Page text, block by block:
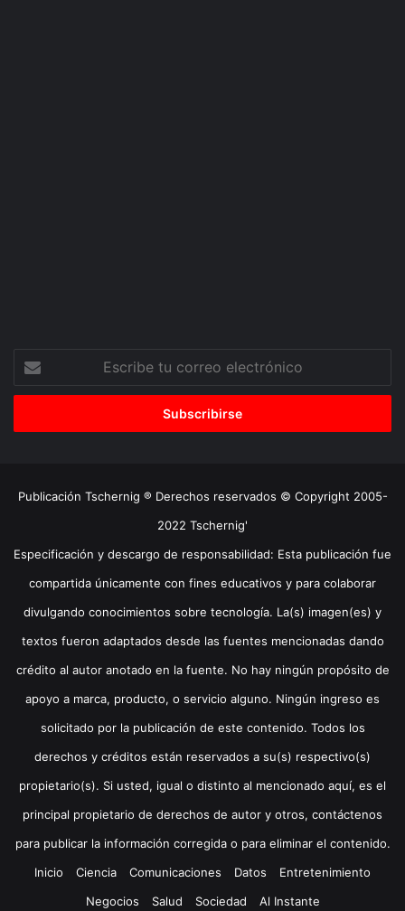
correo
Publicación Tschernig ® Derechos reservados © Copyright 2005-
2022 Tschernig'
Especificación y descargo de responsabilidad: Esta publicación fue
compartida únicamente con fines educativos y para colaborar
divulgando conocimientos sobre tecnología. La(s) imagen(es) y
textos fueron adaptados desde las fuentes mencionadas dando
crédito al autor anotado en la fuente. No hay ningún propósito de
apoyo a marca, producto, o servicio alguno. Ningún ingreso es
solicitado por la publicación de este contenido. Todos los
derechos y créditos están reservados a su(s) respectivo(s)
propietario(s). Si usted, igual o distinto al mencionado aquí, es el
principal propietario de derechos de autor y otros, contáctenos
para publicar la información corregida o para eliminar el contenido.
Inicio
Ciencia Comunicaciones Datos
Entretenimiento
Negocios
Salud Sociedad Al Instante